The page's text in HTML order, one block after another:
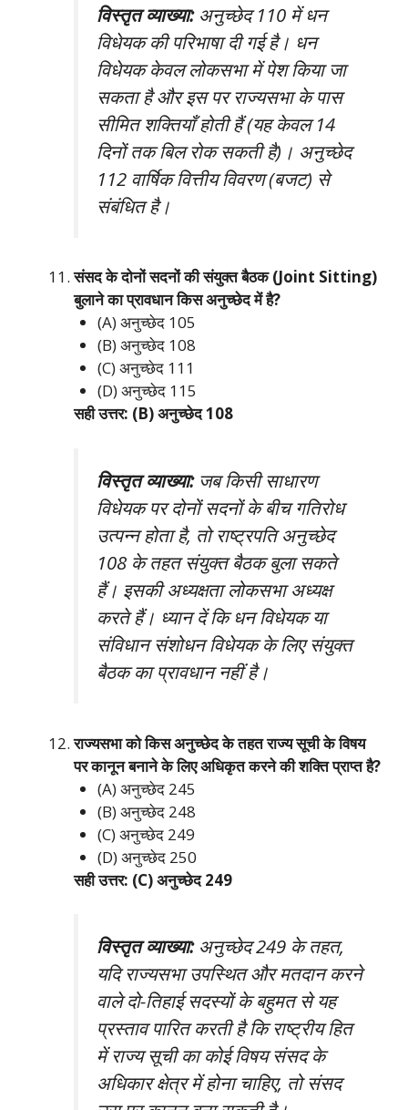
विस्तृत व्याख्या:अनुच्छेद 110 में धन
विधेयक की परिभाषा दी गई है। धन
विधेयक केवल लोकसभा में पेश किया जा
सकता है और इस पर राज्यसभा के पास
सीमित शक्तियाँ होती हैं (यह केवल 14
दिनों तक बिल रोक सकती है)। अनुच्छेद
112 वार्षिक वित्तीय विवरण (बजट) से
संबंधित है।
संसद के दोनों सदनों की संयुक्त बैठक (Joint Sitting)
बुलाने का प्रावधान किस अनुच्छेद में है?
(A) अनुच्छेद 105
(B) अनुच्छेद 108
(C) अनुच्छेद 111
(D) अनुच्छेद 115
सही उत्तर: (B) अनुच्छेद 108
विस्तृत व्याख्या:जब किसी साधारण
विधेयक पर दोनों सदनों के बीच गतिरोध
उत्पन्न होता है, तो राष्ट्रपति अनुच्छेद
108 के तहत संयुक्त बैठक बुला सकते
हैं। इसकी अध्यक्षता लोकसभा अध्यक्ष
करते हैं। ध्यान दें कि धन विधेयक या
संविधान संशोधन विधेयक के लिए संयुक्त
बैठक का प्रावधान नहीं है।
राज्यसभा को किस अनुच्छेद के तहत राज्य सूची के विषय
पर कानून बनाने के लिए अधिकृत करने की शक्ति प्राप्त है?
(A) अनुच्छेद 245
(B) अनुच्छेद 248
(C) अनुच्छेद 249
(D) अनुच्छेद 250
सही उत्तर: (C) अनुच्छेद 249
विस्तृत व्याख्या:अनुच्छेद 249 के तहत,
यदि राज्यसभा उपस्थित और मतदान करने
वाले दो-तिहाई सदस्यों के बहुमत से यह
प्रस्ताव पारित करती है कि राष्ट्रीय हित
में राज्य सूची का कोई विषय संसद के
अधिकार क्षेत्र में होना चाहिए, तो संसद